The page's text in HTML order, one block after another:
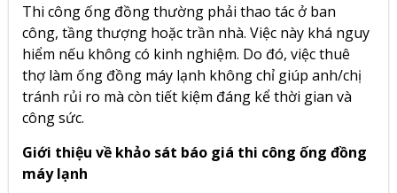
Thi công ống đồng thường phải thao tác ở ban
công, tầng thượng hoặc trần nhà. Việc này khá nguy
hiểm nếu không có kinh nghiệm. Do đó, việc thuê
thợ làm ống đồng máy lạnh không chỉ giúp anh/chị
tránh rủi ro mà còn tiết kiệm đáng kể thời gian và
công sức.
Giới thiệu về khảo sát báo giá thi công ống đồng
máy lạnh